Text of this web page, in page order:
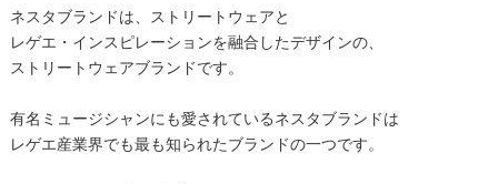
ネスタブランドは、ストリートウェアと
レゲエ・インスピレーションを融合したデザインの、
ストリートウェアブランドです。
有名ミュージシャンにも愛されているネスタブランドは
レゲエ産業界でも最も知られたブランドの一つです。